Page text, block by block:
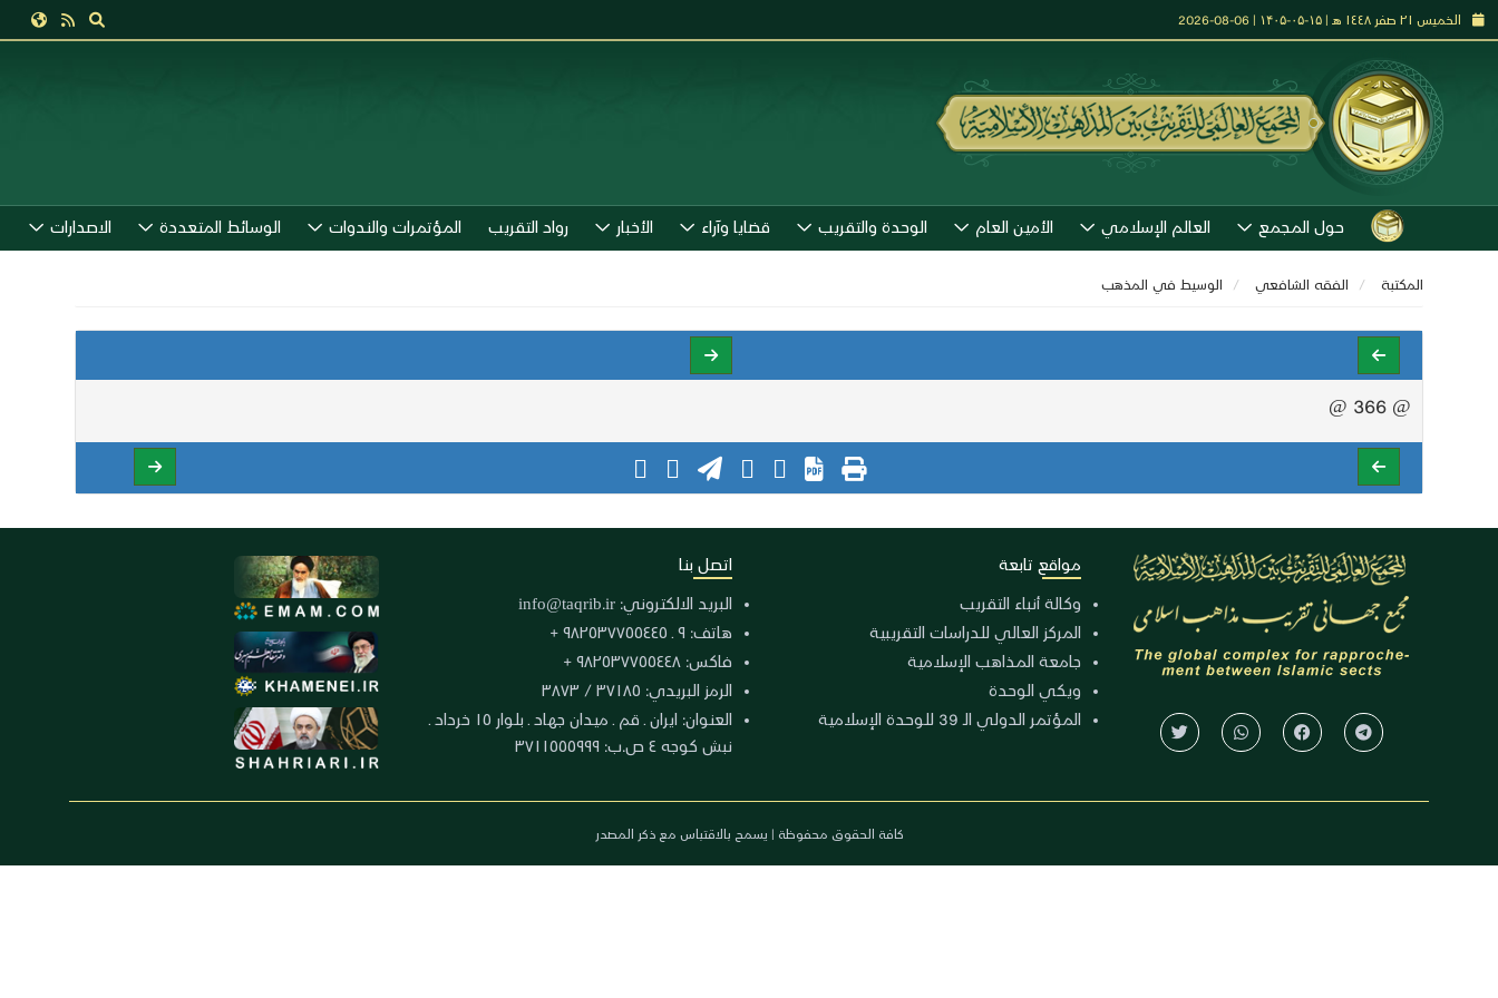
الخميس ٢١ صفر ١٤٤٨ هـ | ۱۵-۰۵-۱۴۰۵ | 06-08-2026
حول المجمع العالم الإسلامي الأمين العام الوحدة والتقريب قضايا وآراء الأخبار رواد التقريب المؤتمرات والندوات الوسائط المتعددة الاصدارات
المكتبة الفقه الشافعي الوسيط في المذهب
@ 366 @
مواقع تابعة
وكالة أنباء التقريب
المركز العالي للدراسات التقريبية
جامعة المذاهب الإسلامية
ويكي الوحدة
المؤتمر الدولي الـ 39 للوحدة الإسلامية
اتصل بنا
البريد الالكتروني: info@taqrib.ir
هاتف: ٩ ـ ٩٨٢٥٣٧٧٥٥٤٤٥ +
فاكس: ٩٨٢٥٣٧٧٥٥٤٤٨ +
الرمز البريدي: ٣٧١٨٥ / ٣٨٧٣
العنوان: ايران ـ قم ـ ميدان جهاد ـ بلوار ١٥ خرداد ـ
نبش كوجه ٤ ص.ب: ٣٧١١٥٥٥٩٩٩
كافة الحقوق محفوظة | يسمح بالاقتباس مع ذكر المصدر